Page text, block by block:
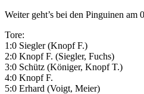
Weiter geht’s bei den Pinguinen am
Tore:
1:0 Siegler (Knopf F.)
2:0 Knopf F. (Siegler, Fuchs)
3:0 Schütz (Königer, Knopf T.)
4:0 Knopf F.
5:0 Erhard (Voigt, Meier)